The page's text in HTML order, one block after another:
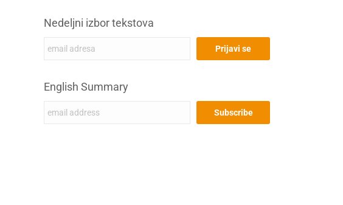
Nedeljni izbor tekstova
English Summary